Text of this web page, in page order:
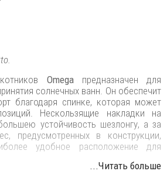
Omega предназначен для
солнечных ванн. Он обеспечит
благодаря спинке, которая может
Нескользящие накладки на
устойчивость шезлонгу, а за
предусмотренных в конструкции,
удобное расположение для
...Читать больше